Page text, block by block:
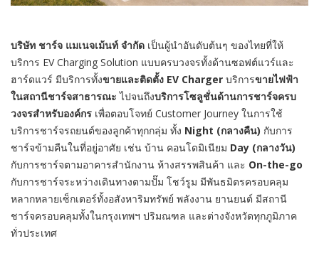
บริษัท ชาร์จ แมเนจเม้นท์ จำกัด เป็นผู้นำอันดับต้นๆ ของไทยที่ให้
บริการ EV Charging Solution แบบครบวงจรทั้งด้านซอฟต์แวร์และ
ฮาร์ดแวร์ มีบริการทั้งขายและติดตั้ง EV Charger บริการขายไฟฟ้า
ในสถานีชาร์จสาธารณะ ไปจนถึงบริการโซลูชั่นด้านการชาร์จครบ
วงจรสำหรับองค์กร เพื่อตอบโจทย์ Customer Journey ในการใช้
บริการชาร์จรถยนต์ของลูกค้าทุกกลุ่ม ทั้ง Night (กลางคืน) กับการ
ชาร์จข้ามคืนในที่อยู่อาศัย เช่น บ้าน คอนโดมิเนียม Day (กลางวัน)
กับการชาร์จตามอาคารสำนักงาน ห้างสรรพสินค้า และ On-the-go
กับการชาร์จระหว่างเดินทางตามปั๊ม โชว์รูม มีพันธมิตรครอบคลุม
หลากหลายเซ็กเตอร์ทั้งอสังหาริมทรัพย์ พลังงาน ยานยนต์ มีสถานี
ชาร์จครอบคลุมทั้งในกรุงเทพฯ ปริมณฑล และต่างจังหวัดทุกภูมิภาค
ทั่วประเทศ